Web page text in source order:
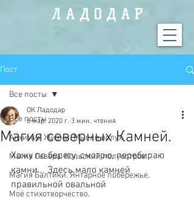
Л А Д О Д А Р
Пост
Все посты
Алхимия Жизни. Мысли вслух.
Магия Севера. Кольский полуостров.
Магия Балтики. Янтарное побережье.
Моё стихотворчество.
Все посты
Магия северных Камней.
ОК Ладодар
6 мар. 2020 г. 3 мин. чтения
Хожу по берегу, смотрю, перебираю
камни... Здесь мало камней
правильной овальной